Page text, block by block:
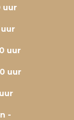
uur
uur
uur
uur
-